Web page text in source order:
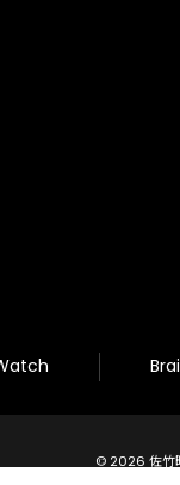
© 2026 佐竹